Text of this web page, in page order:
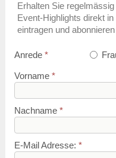
Erhalten Sie
Event-Highlights direkt
eintragen und
Anrede *
Vorname *
Nachname *
E-Mail Adresse: *